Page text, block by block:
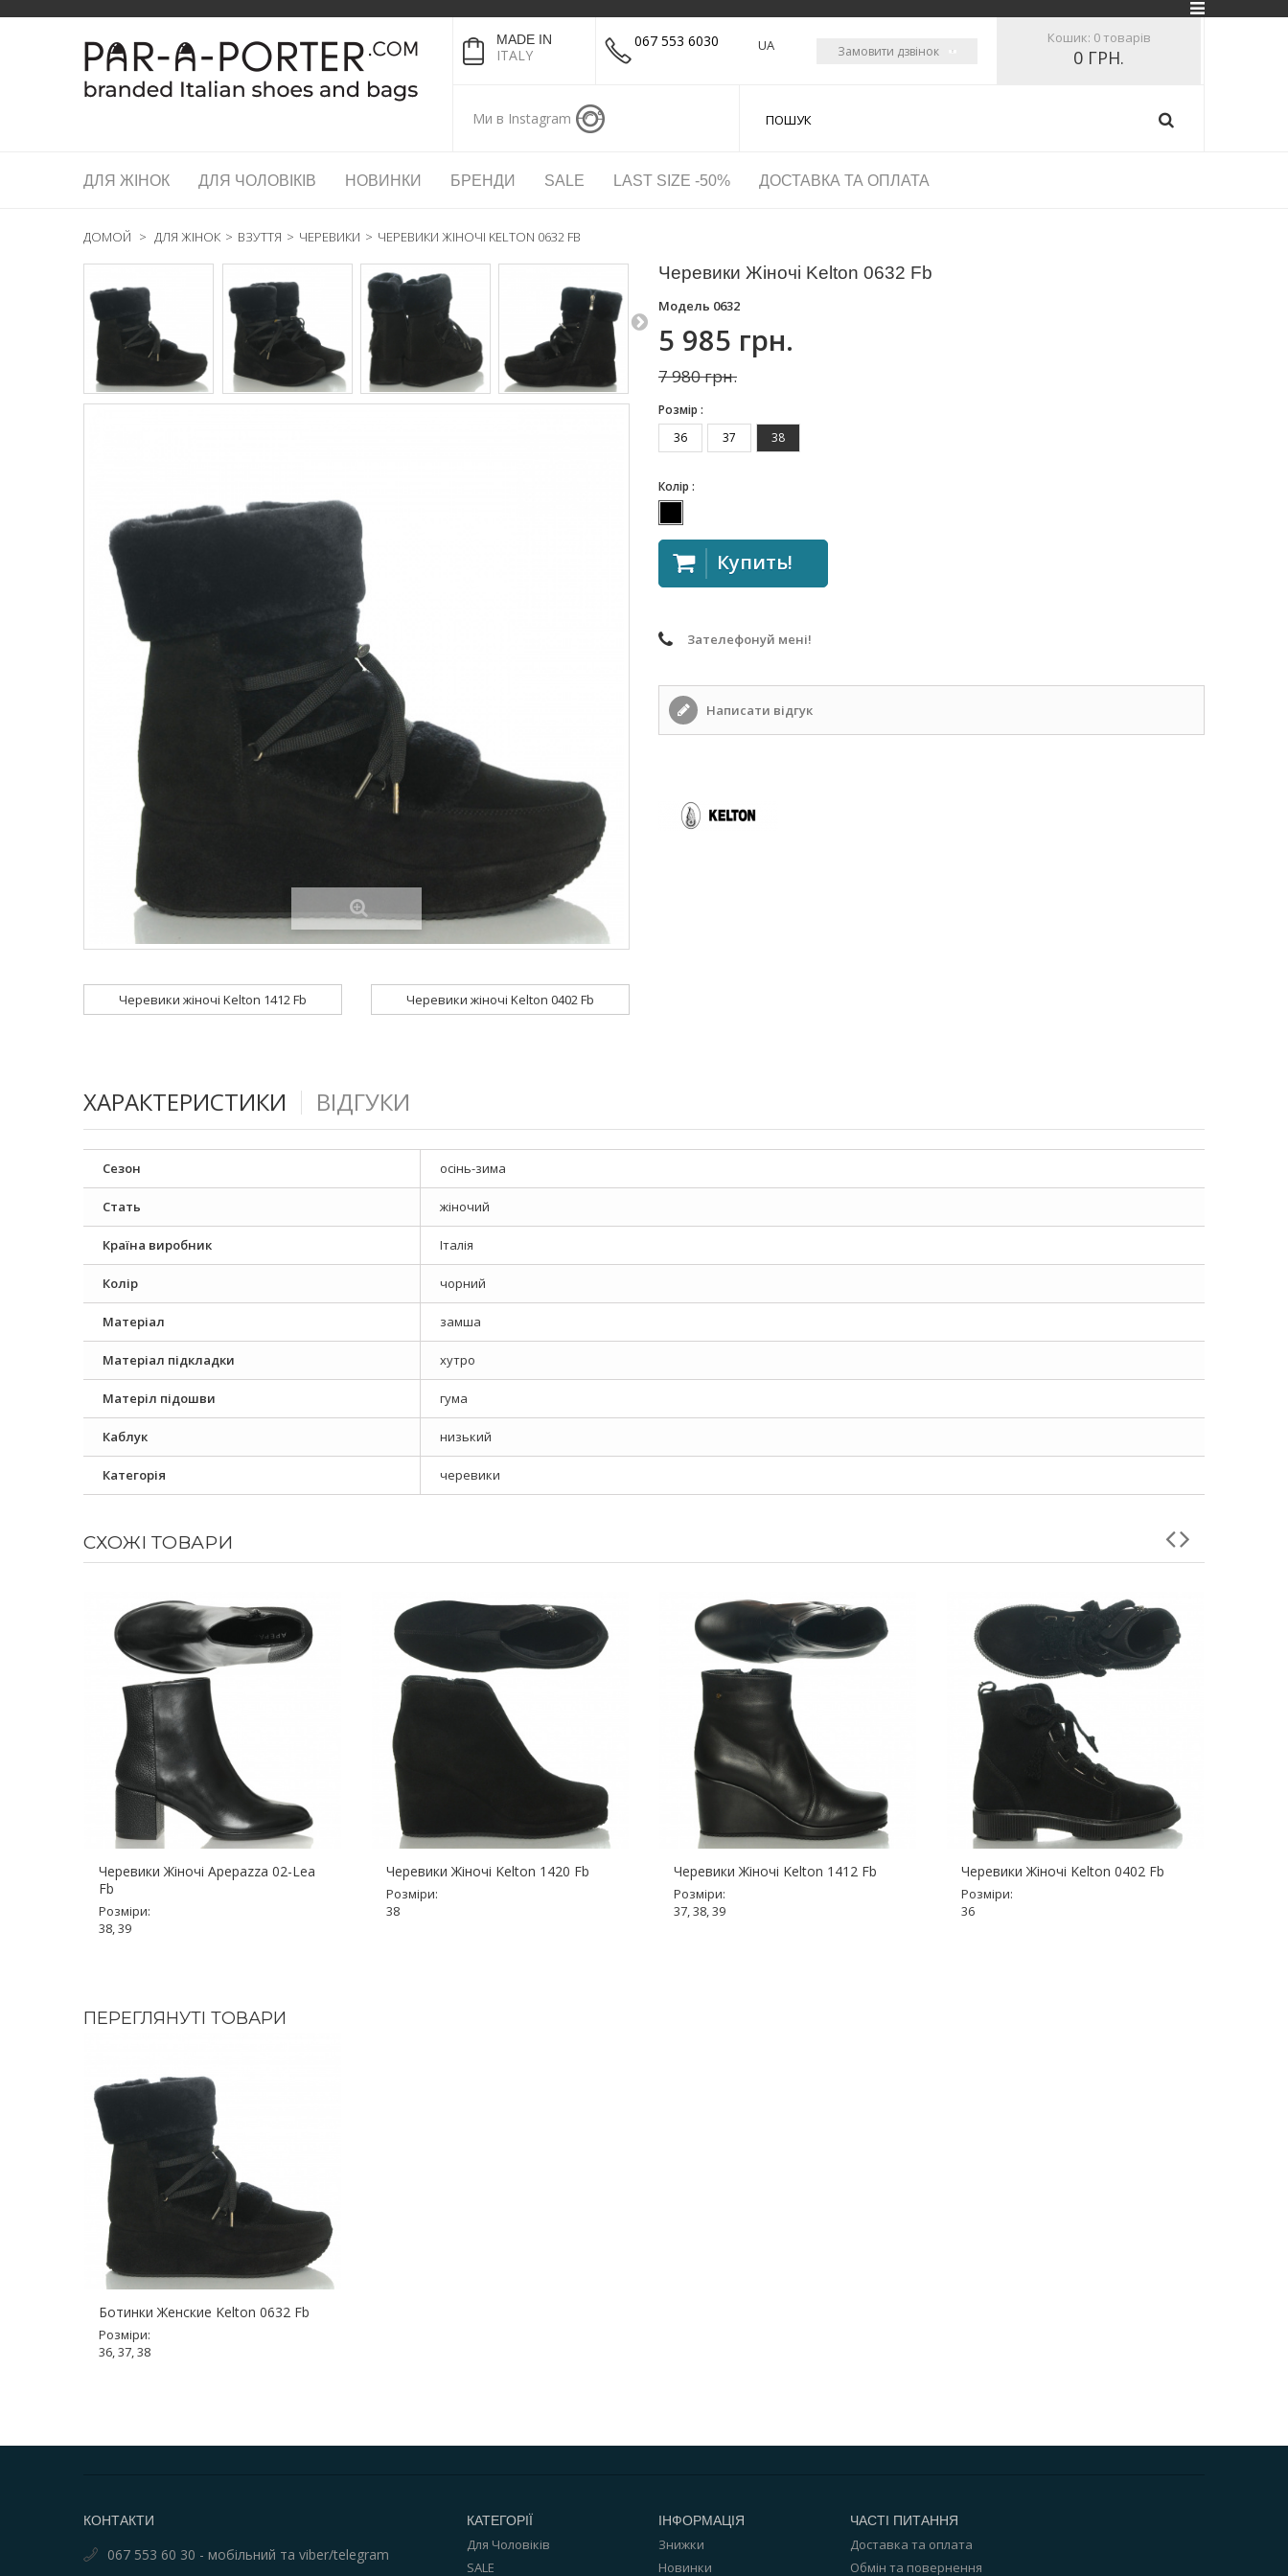
MADE IN
ITALY
067 553 6030
Ми в Instagram
UA Замовити дзвінок
Кошик: 0 товарів
0 ГРН.
ДЛЯ ЖІНОК ДЛЯ ЧОЛОВІКІВ НОВИНКИ БРЕНДИ SALE LAST SIZE -50% ДОСТАВКА ТА ОПЛАТА
ДОМОЙ > ДЛЯ ЖІНОК > ВЗУТТЯ > ЧЕРЕВИКИ > ЧЕРЕВИКИ ЖІНОЧІ KELTON 0632 FB
Черевики жіночі Kelton 1412 Fb Черевики жіночі Kelton 0402 Fb
Черевики Жіночі Kelton 0632 Fb
Модель 0632
5 985 грн.
7 980 грн.
Розмір :
36
37 38
Колір :
Купить!
Зателефонуй мені!
Написати відгук
ХАРАКТЕРИСТИКИ ВІДГУКИ
Сезон осінь-зима
Стать жіночий
Країна виробник Італія
Колір чорний
Матеріал замша
Матеріал підкладки хутро
Матеріл підошви гума
Каблук низький
Категорія черевики
СХОЖІ ТОВАРИ
Черевики Жіночі Apepazza 02-Lea
Fb
Розміри:
38, 39
Черевики Жіночі Kelton 1420 Fb
Розміри:
38
Черевики Жіночі Kelton 1412 Fb
Розміри:
37, 38, 39
Черевики Жіночі Kelton 0402 Fb
Розміри:
36
ПЕРЕГЛЯНУТІ ТОВАРИ
Ботинки Женские Kelton 0632 Fb
Розміри:
36, 37, 38
КОНТАКТИ
067 553 60 30 - мобільний та viber/telegram
КАТЕГОРІЇ
Для Чоловіків
SALE
ІНФОРМАЦІЯ
Знижки
Новинки
ЧАСТІ ПИТАННЯ
Доставка та оплата
Обмін та повернення